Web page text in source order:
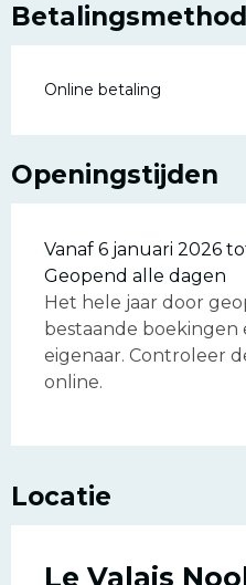
Online betaling
Openingstijden
Vanaf 6 januari 2026
Geopend alle dagen
Het hele jaar door
bestaande boekingen
eigenaar. Controleer
online.
Locatie
Le Valais